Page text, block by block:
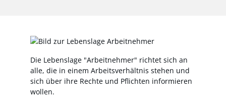
Die Lebenslage "Arbeitnehmer" richtet sich an
alle, die in einem Arbeitsverhältnis stehen und
sich über ihre Rechte und Pflichten informieren
wollen.